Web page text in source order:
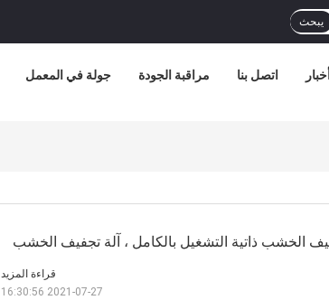
يبحث
جولة في المعمل مراقبة الجودة اتصل بنا أخبار
الخشب ذاتية التشغيل بالكامل ، آلة تجفيف الخشب
قراءة المزيد
2021-07-27 16:30:56